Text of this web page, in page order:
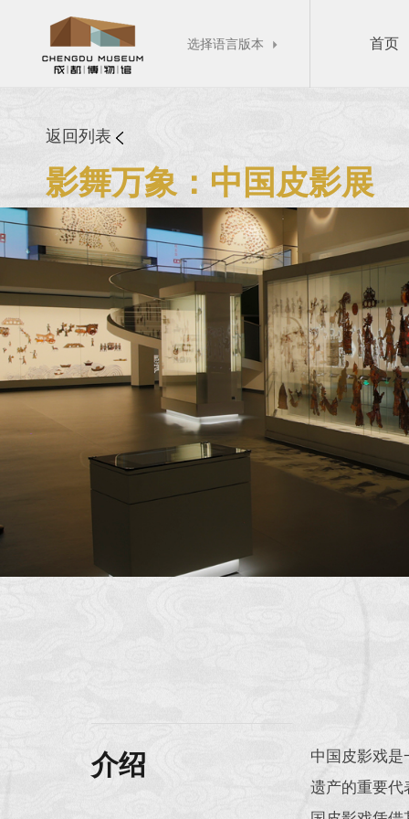
选择语言版本  首页
返回列表
影舞万象：中国皮影展
介绍
中国皮影戏
遗产的重要代